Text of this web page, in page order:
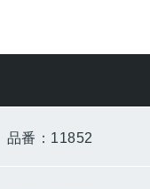
品番：11852